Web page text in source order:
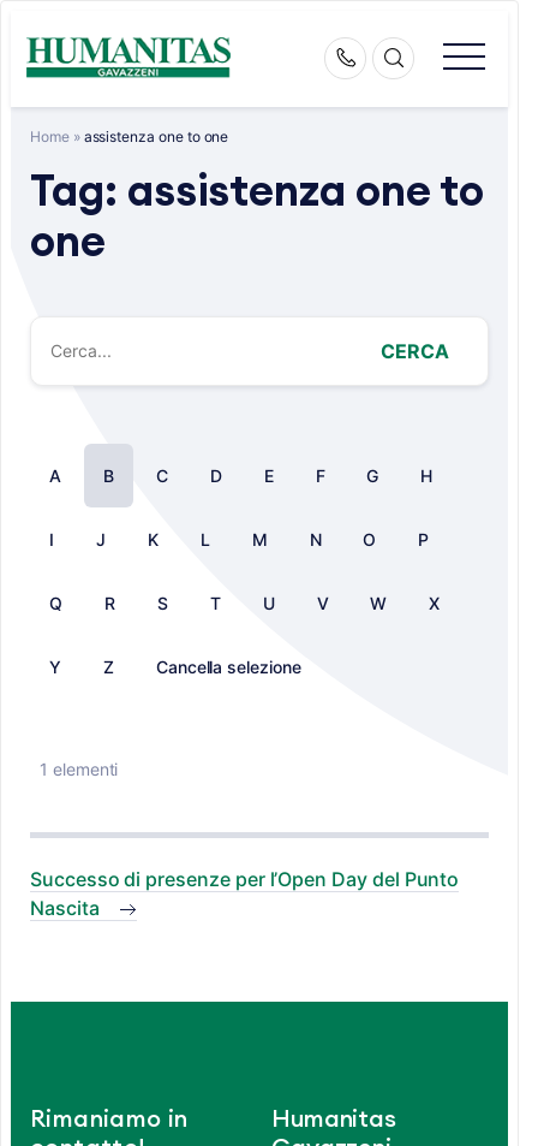
content
Home» assistenza one to one
Tag: assistenza one to
one
CERCA
A B C D E F G H
I J K L M N O P
Q R S T U V W X
Y Z Cancella selezione
1 elementi
Successo di presenze per l’Open Day del Punto
Nascita
Rimaniamo in
Humanitas